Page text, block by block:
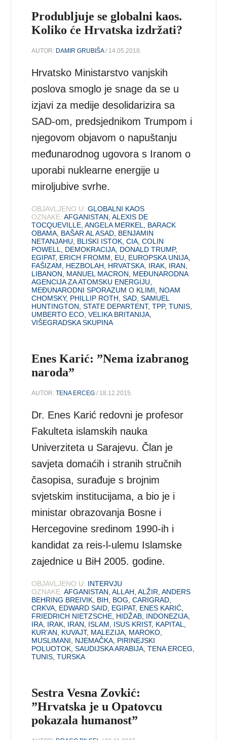
Produbljuje se globalni kaos.
Koliko će Hrvatska izdržati?
AUTOR: DAMIR GRUBIŠA/ 14.05.2018.
Hrvatsko Ministarstvo vanjskih
poslova smoglo je snage da se u
izjavi za medije desolidarizira sa
SAD-om, predsjednikom Trumpom i
njegovom objavom o napuštanju
međunarodnog ugovora s Iranom o
uporabi nuklearne energije u
miroljubive svrhe.
OBJAVLJENO U: GLOBALNI KAOS
OZNAKE: AFGANISTAN ,ALEXIS DE
TOCQUEVILLE ,ANGELA MERKEL
BARACK
OBAMA BAŠAR AL ASAD BENJAMIN
NETANJAHU
BLISKI ISTOK ,CIA ,COLIN
POWELL
DEMOKRACIJA DONALD TRUMP,
EGIPAT, ERICH FROMM EU EUROPSKA UNIJA
FAŠIZAM
HEZBOLAH HRVATSKA IRAK IRAN
LIBANON
MANUEL MACRON
MEĐUNARODNA
AGENCIJA ZA ATOMSKU ENERGIJU
MEĐUNARODNI SPORAZUM O KLIMI
NOAM
CHOMSKY, PHILLIP ROTH ,SAD ,SAMUEL
HUNTINGTON ,STATE DEPARTENT,TPP,TUNIS
UMBERTO ECO ,VELIKA BRITANIJA
VIŠEGRADSKA SKUPINA
Enes Karić: ”Nema izabranog
naroda”
AUTOR:TENA ERCEG / 18.12.2015.
Dr. Enes Karić redovni je profesor
Fakulteta islamskih nauka
Univerziteta u Sarajevu. Član je
savjeta domaćih i stranih stručnih
časopisa, surađuje s brojnim
svjetskim institucijama, a bio je i
ministar obrazovanja Bosne i
Hercegovine sredinom 1990-ih i
kandidat za reis-l-ulemu Islamske
zajednice u BiH 2005. godine.
OBJAVLJENO U: INTERVJU
OZNAKE: AFGANISTAN ,ALLAH ,ALŽIR ,ANDERS
BEHRING BREIVIK BIH BOG ,CARIGRAD
CRKVA EDWARD SAID EGIPAT, ENES KARIĆ
FRIEDRICH NIETZSCHE HIDŽAB INDONEZIJA
IRA IRAK IRAN ISLAM ISUS KRIST, KAPITAL
KUR’AN
KUVAJT, MALEZIJA MAROKO
MUSLIMANI
NJEMAČKA PIRINEJSKI
POLUOTOK ,SAUDIJSKA ARABIJA ,TENA ERCEG
TUNIS ,TURSKA
Sestra Vesna Zovkić:
”Hrvatska je u Opatovcu
pokazala humanost”